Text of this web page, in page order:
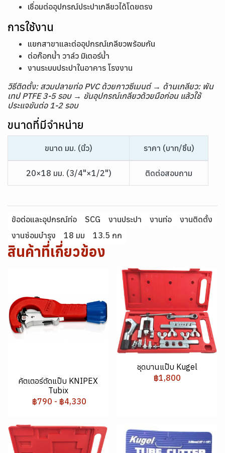
เชื่อมต่ออุปกรณ์ประปาเกลียวได้โดยตรง
การใช้งาน
แยกสาขาและต่ออุปกรณ์เกลียวพร้อมกัน
ต่อก๊อกน้ำ วาล์ว มิเตอร์น้ำ
งานระบบประปาในอาคาร โรงงาน
วิธีติดตั้ง: สวมปลายท่อ PVC ด้วยกาวซีเมนต์ → ด้านเกลียว: พัน
เทป PTFE 3-5 รอบ → ขันอุปกรณ์เกลียวด้วยมือก่อน แล้วใช้
ประแจขันต่อ 1-2 รอบ
ขนาดที่มีจำหน่าย
ขนาด มม. (นิ้ว) ราคา (บาท/ชิ้น)
20×18 มม. (3/4"×1/2") ติดต่อสอบถาม
ข้อต่อและอุปกรณ์ท่อ SCG งานประปา งานท่อ
งานติดตั้ง
งานซ่อมบำรุง
18 มม 13.5 กก
สินค้าที่เกี่ยวข้อง
คัตเตอร์ตัดแป๊บ KNIPEX
Tubix
฿790 - ฿4,330
ชุดบานแป๊บ Kugel
฿1,800